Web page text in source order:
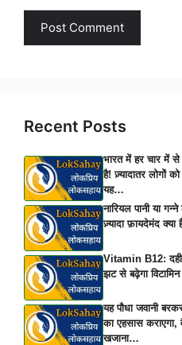
Recent Posts
भारत में हर चार में से
है! ज़्यादातर लोगों
यह…
नारियल पानी या
ज़्यादा फ़ायदेमंद क्या
Vitamin B12:
झट से बढ़ेगा
यह पौधा जवानी
का एहसास कराएगा,
खजाना…